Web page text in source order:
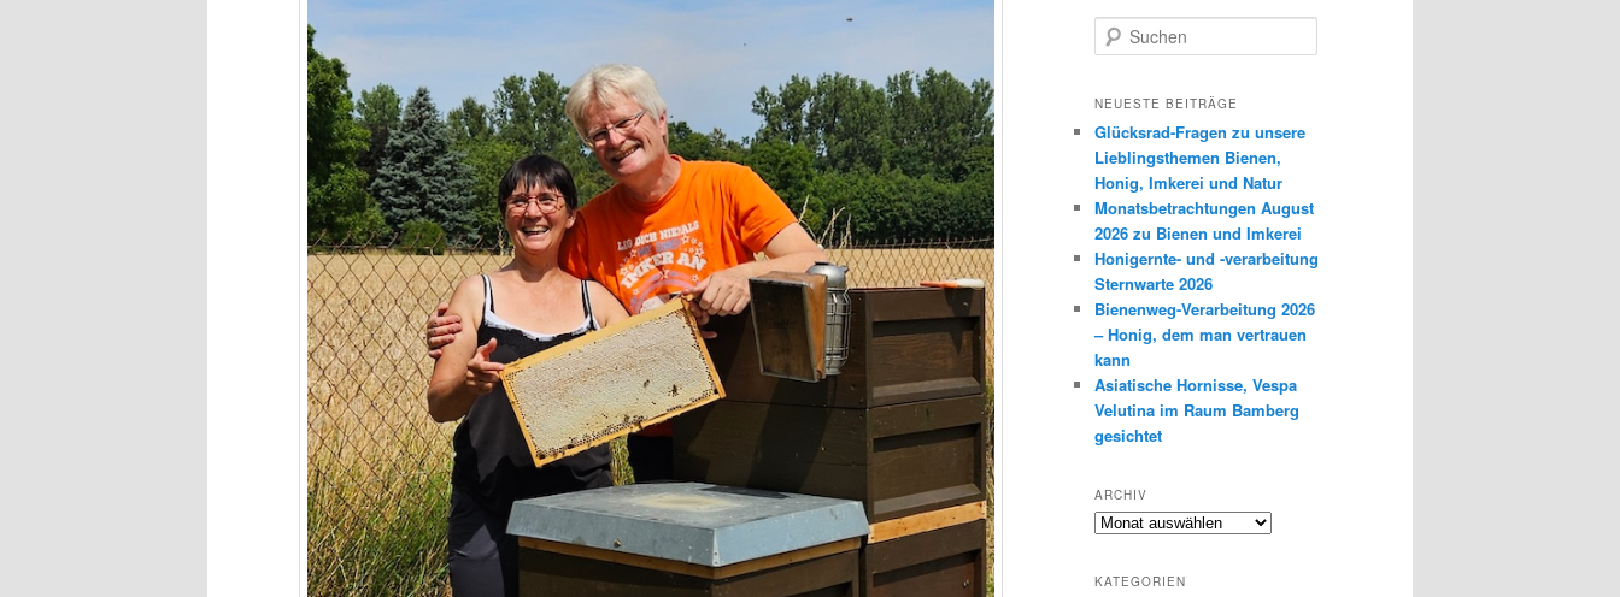
u
h
n
NEUESTE BEITRÄGE
Glücksrad-Fragen zu unsere
Lieblingsthemen Bienen,
Honig, Imkerei und Natur
Monatsbetrachtungen August
2026 zu Bienen und Imkerei
Honigernte- und -verarbeitung
Sternwarte 2026
Bienenweg-Verarbeitung 2026
– Honig, dem man vertrauen
kann
Asiatische Hornisse, Vespa
Velutina im Raum Bamberg
gesichtet
ARCHIV
Archiv
KATEGORIEN